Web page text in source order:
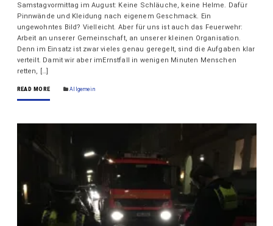
Samstagvormittag im August: Keine Schläuche, keine Helme. Dafür
Pinnwände und Kleidung nach eigenem Geschmack. Ein
ungewohntes Bild? Vielleicht. Aber für uns ist auch das Feuerwehr:
Arbeit an unserer Gemeinschaft, an unserer kleinen Organisation.
Denn im Einsatz ist zwar vieles genau geregelt, sind die Aufgaben klar
verteilt. Damit wir aber imErnstfall in wenigen Minuten Menschen
retten, […]
READ MORE Allgemein